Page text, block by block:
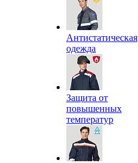
Антистатическая
одежда
Защита от
повышенных
температур